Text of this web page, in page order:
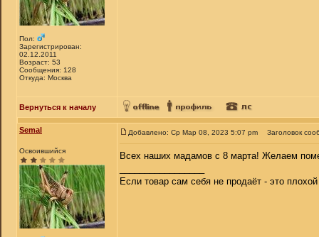
Пол:
Зарегистрирован:
02.12.2011
Возраст: 53
Сообщения: 128
Откуда: Москва
Вернуться к началу
Semal
Освоившийся
Добавлено: Ср Мар 08, 2023 5:07 pm Заголовок
Всех наших мадамов с 8 марта! Желаем
Если товар сам себя не продаёт - это